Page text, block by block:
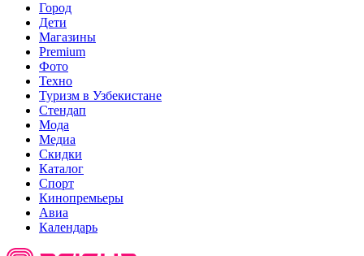
Город
Дети
Магазины
Premium
Фото
Техно
Туризм в Узбекистане
Стендап
Мода
Медиа
Скидки
Каталог
Спорт
Кинопремьеры
Авиа
Календарь